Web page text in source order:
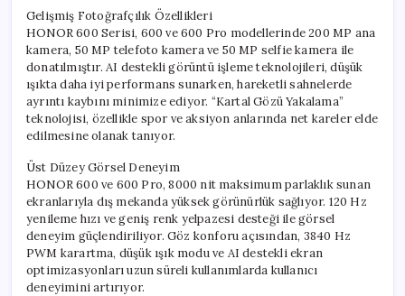
Gelişmiş Fotoğrafçılık Özellikleri
HONOR 600 Serisi, 600 ve 600 Pro modellerinde 200 MP ana
kamera, 50 MP telefoto kamera ve 50 MP selfie kamera ile
donatılmıştır. AI destekli görüntü işleme teknolojileri, düşük
ışıkta daha iyi performans sunarken, hareketli sahnelerde
ayrıntı kaybını minimize ediyor. “Kartal Gözü Yakalama”
teknolojisi, özellikle spor ve aksiyon anlarında net kareler elde
edilmesine olanak tanıyor.
Üst Düzey Görsel Deneyim
HONOR 600 ve 600 Pro, 8000 nit maksimum parlaklık sunan
ekranlarıyla dış mekanda yüksek görünürlük sağlıyor. 120 Hz
yenileme hızı ve geniş renk yelpazesi desteği ile görsel
deneyim güçlendiriliyor. Göz konforu açısından, 3840 Hz
PWM karartma, düşük ışık modu ve AI destekli ekran
optimizasyonları uzun süreli kullanımlarda kullanıcı
deneyimini artırıyor.